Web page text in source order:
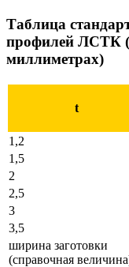
Таблица
профилей ЛСТК
миллиметрах)
t
1,2
1,5
2
2,5
3
3,5
ширина заготовки
(справочная